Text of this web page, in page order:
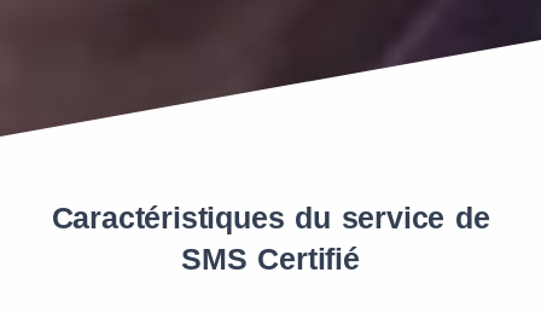
Caractéristiques du service de
SMS Certifié